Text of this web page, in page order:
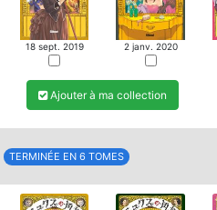
18 sept. 2019 2 janv. 2020
Ajouter à ma collection
TERMINÉE EN 6 TOMES